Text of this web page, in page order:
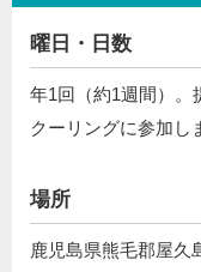
曜日・日数
年1回（約1週間）。
クーリングに参加し
場所
鹿児島県熊毛郡屋久